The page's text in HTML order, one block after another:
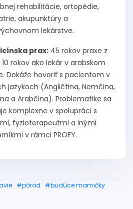
rehabilitácie, ortopédie,
akupunktúry a
lekárstve.
prax: 45 rokov praxe z
rokov ako lekár v arabskom
Dokáže hovoriť s pacientom v
jazykoch (Angličtina, Nemčina,
a Arabčina). Problematike sa
komplexne v spolupráci s
fyzioterapeutmi a inými
v rámci PROFY.
#pôrod #budúce mamičky